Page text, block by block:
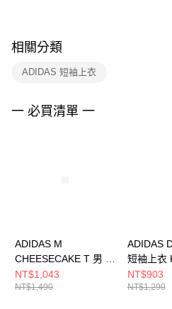
※ 交易是否成功請以「AFTEE先享後付
是否繳費成功／繳費後需取消欲退款等相
客戶支援中心」https://
１．透過由恩沛科技股份有限公司提供
易，需依本服務之必要範圍內提供個人
５．嚴禁一人註冊多個帳號或使用他人
恩沛科技股份有限公司將有權停止該用
相關分類
ADIDAS 短袖上衣
一 必買清單 一
ADIDAS M
CHEESECAKE T 男 短
袖上衣 KB2497
NT$1,043
NT$1,490
ADIDAS
短袖上衣
NT$903
NT$1,290